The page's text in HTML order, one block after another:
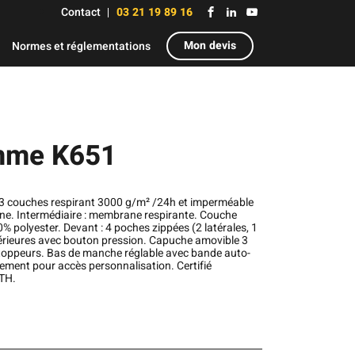
Contact 03 21 19 89 16
Normes et réglementations Mon devis
K651
couches respirant 3000 g/m² /24h et imperméable
Intermédiaire : membrane respirante. Couche
polyester. Devant : 4 poches zippées (2 latérales, 1
avec bouton pression. Capuche amovible 3
Bas de manche réglable avec bande auto-
pour accès personnalisation. Certifié